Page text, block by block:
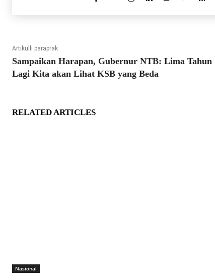
Artikulli paraprak
Sampaikan Harapan, Gubernur NTB: Lima Tahun
Lagi Kita akan Lihat KSB yang Beda
RELATED ARTICLES
Nasional